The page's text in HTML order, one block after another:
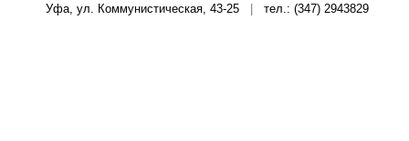
Уфа, ул. Коммунистическая, 43-25 тел.: (347) 2943829